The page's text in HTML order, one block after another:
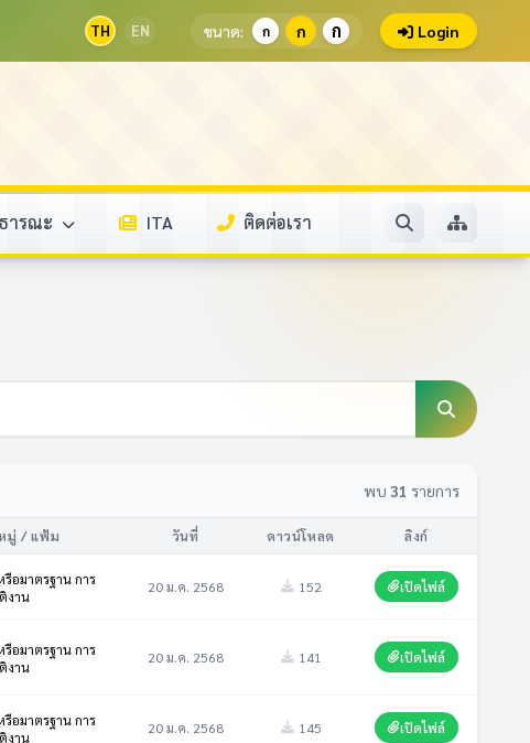
TH EN ขนาด: ก ก ก Login
ารณะ ITA ติดต่อเรา
พบ 31 รายการ
มู่ / แฟ้ม วันที่ ดาวน์โหลด ลิงก์
รือมาตรฐาน การ
งาน
20 ม.ค. 2568 152 เปิดไฟล์
รือมาตรฐาน การ
งาน
20 ม.ค. 2568 141 เปิดไฟล์
รือมาตรฐาน การ
งาน
20 ม.ค. 2568 145 เปิดไฟล์